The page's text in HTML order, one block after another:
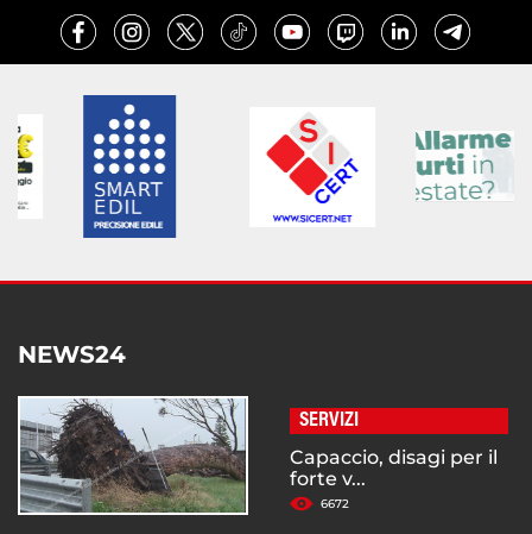
NEWS24
SERVIZI
Capaccio, disagi per il
forte v...
6672